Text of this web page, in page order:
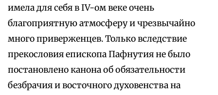
имела для себя в IV-ом веке очень
благоприятную атмосферу и чрезвычайно
много приверженцев. Только вследствие
прекословия епископа Пафнутия не было
постановлено канона об обязательности
безбрачия и восточного духовенства на